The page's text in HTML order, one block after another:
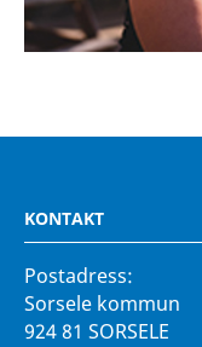
KONTAKT
Postadress:
Sorsele kommun
924 81 SORSELE